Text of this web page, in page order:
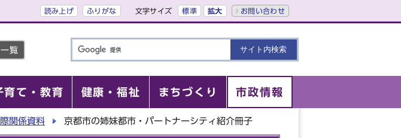
読み上げ ふりがな 文字サイズ 標準 拡大 お問い合わせ
覧
育て・教育 健康・福祉 まちづくり 市政情報
際関係資料 京都市の姉妹都市・パートナーシティ紹介冊子